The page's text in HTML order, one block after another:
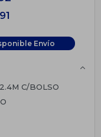
Envío
C/BOLSO